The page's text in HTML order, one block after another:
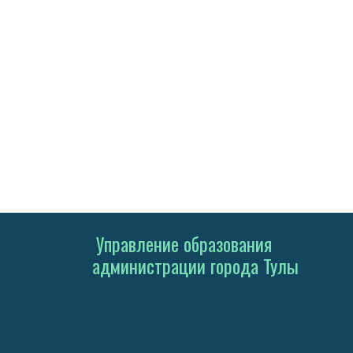
Управление образования
администрации города Тулы